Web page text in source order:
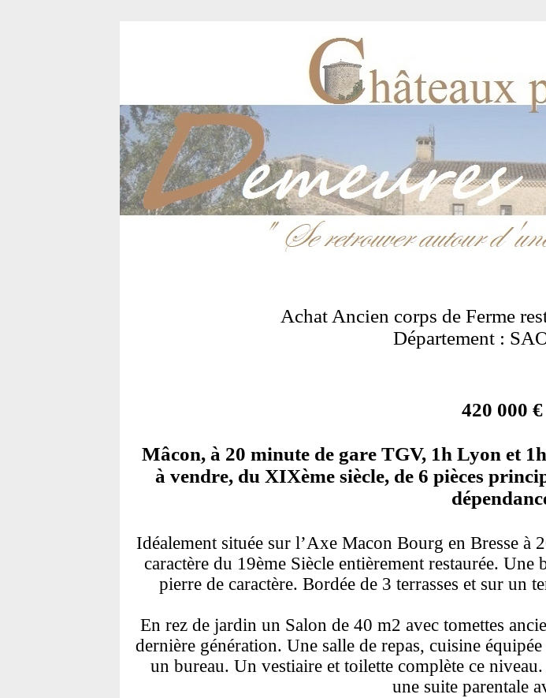
Achat Ancien corps de Ferme
Département :
420 000
Mâcon, à 20 minute de gare TGV, 1h Lyon et
à vendre, du XIXème siècle, de 6 pièces
Idéalement située sur l’Axe Macon Bourg en Bresse à
caractère du 19ème Siècle entièrement restaurée.
pierre de caractère. Bordée de 3 terrasses et sur
En rez de jardin un Salon de 40 m2 avec tomettes
dernière génération. Une salle de repas, cuisine
un bureau. Un vestiaire et toilette complète ce
une suite parentale